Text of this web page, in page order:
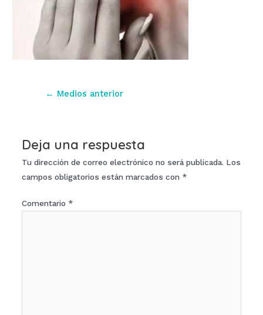
Navegación
← Medios anterior
Deja una respuesta
Tu dirección de correo electrónico no será publicada. Los
campos obligatorios están marcados con *
Comentario *